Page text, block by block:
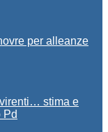
per alleanze
stima e
Pd